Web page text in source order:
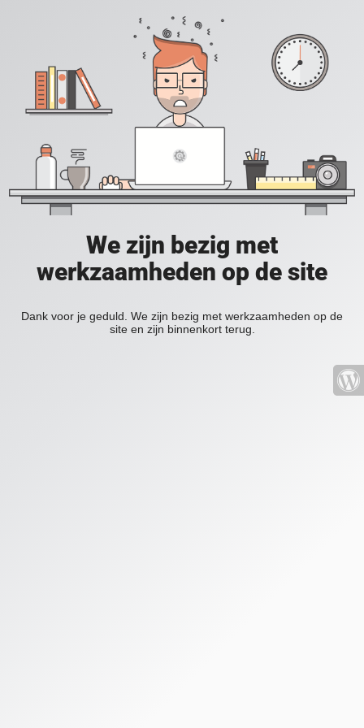
We zijn bezig met
werkzaamheden op de site
Dank voor je geduld. We zijn bezig met werkzaamheden op de
site en zijn binnenkort terug.